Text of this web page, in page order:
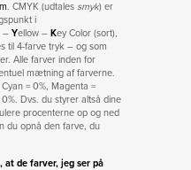
. CMYK (udtales smyk) er
i
– Yellow – Key Color (sort),
til 4-farve tryk – og som
Alle farver inden for
mætning af farverne.
= 0%, Magenta =
Dvs. du styrer altså dine
procenterne op og ned
du opnå den farve, du
de farver, jeg ser på